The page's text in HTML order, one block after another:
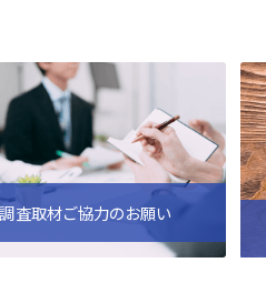
調査取材ご協力のお願い